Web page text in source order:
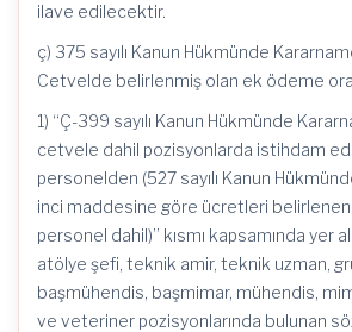
ilave edilecektir.
ç) 375 sayılı Kanun Hükmünde
Cetvelde belirlenmiş olan ek ödeme
1) “Ç-399 sayılı Kanun Hükmünde
cetvele dahil pozisyonlarda istihdam
personelden (527 sayılı Kanun
inci maddesine göre ücretleri
personel dahil)” kısmı kapsamında yer
atölye şefi, teknik amir, teknik uzman,
başmühendis, başmimar, mühendis,
ve veteriner pozisyonlarında bulunan